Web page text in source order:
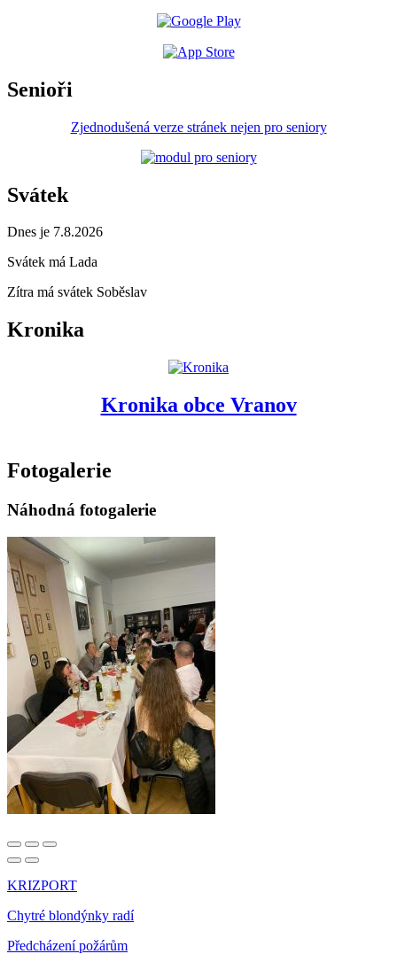
Senioři
Zjednodušená verze stránek nejen pro seniory
Svátek
Dnes je 7.8.2026
Svátek má Lada
Zítra má svátek Soběslav
Kronika
Kronika obce Vranov
Fotogalerie
Náhodná fotogalerie
KRIZPORT
Chytré blondýnky radí
Předcházení požárům